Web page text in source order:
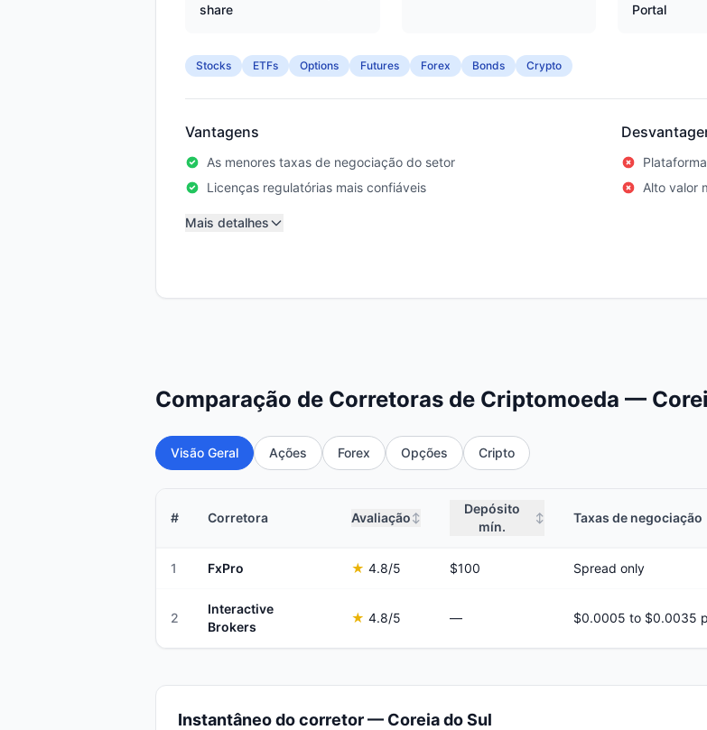
share
Portal
Stocks ETFs Options Futures Forex Bonds Crypto
Vantagens
As menores taxas de negociação do setor
Licenças regulatórias mais confiáveis
Alto valor
Mais detalhes
Comparação de Corretoras de Criptomoeda —
Visão Geral Ações Forex Opções Cripto
# Corretora Avaliação ↕
Depósito
mín.
↕ Taxas de negociação
1 FxPro ★ 4.8/5 $100 Spread only
2
Interactive
Brokers
★ 4.8/5 —
Instantâneo do corretor — Coreia do Sul